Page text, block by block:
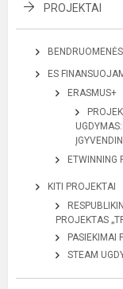
PROJEKTAI
ES
ERASMUS+
ETWINNING
KITI PROJEKTAI
PROJEKTAS
PASIEKIMAI
STEAM